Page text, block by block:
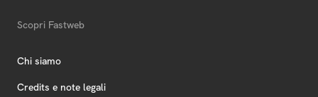
Scopri Fastweb
Chi siamo
Credits e note legali